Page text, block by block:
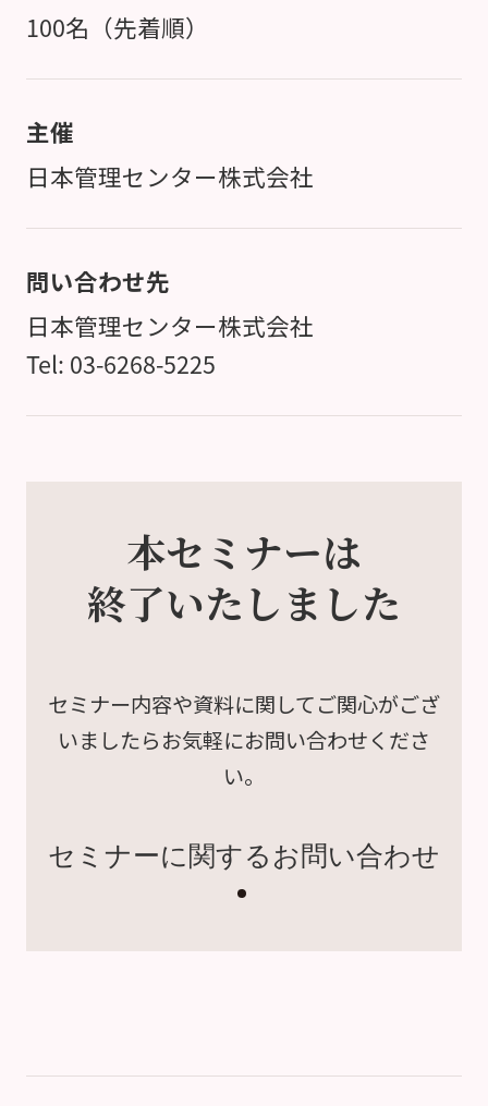
100名（先着順）
主催
日本管理センター株式会社
問い合わせ先
日本管理センター株式会社
Tel: 03-6268-5225
本セミナーは
終了いたしました
セミナー内容や資料に関してご関心がござ
いましたらお気軽にお問い合わせくださ
い。
セミナーに関するお問い合わせ